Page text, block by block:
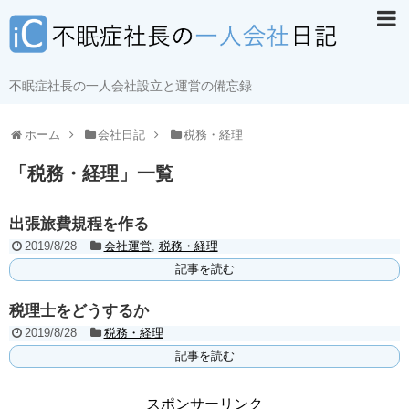
不眠症社長の一人会社設立と運営の備忘録
ホーム 会社日記 税務・経理
「 税務・経理 」 一覧
出張旅費規程を作る
2019/8/28 会社運営, 税務・経理
記事を読む
税理士をどうするか
2019/8/28
税務・経理
記事を読む
スポンサーリンク